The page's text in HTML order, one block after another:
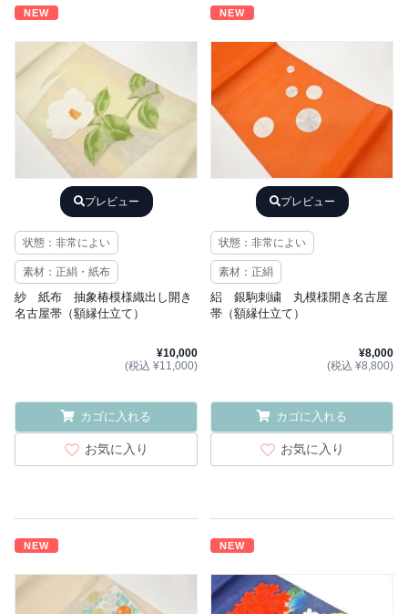
NEW
プレビュー
状態：非常によい
素材：正絹・紙布
紗 紙布 抽象椿模様織出し開き
名古屋帯（額縁仕立て）
¥10,000
(税込 ¥11,000)
カゴに入れる
お気に入り
NEW
プレビュー
状態：非常によい
素材：正絹
絽 銀駒刺繍 丸模様開き名古屋
帯（額縁仕立て）
¥8,000
(税込 ¥8,800)
カゴに入れる
お気に入り
NEW NEW